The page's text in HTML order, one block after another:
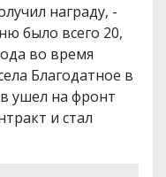
награду, -
было всего 20,
во время
Благодатное в
ушел на фронт
и стал